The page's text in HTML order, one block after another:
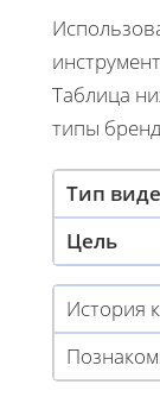
Таблица
типы
Тип
Цель
История